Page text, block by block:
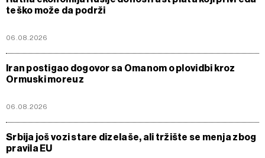
teško može da podrži
06.08.2026
Iran postigao dogovor sa Omanom o plovidbi kroz
Ormuski moreuz
06.08.2026
Srbija još vozi stare dizelaše, ali tržište se menja zbog
pravila EU